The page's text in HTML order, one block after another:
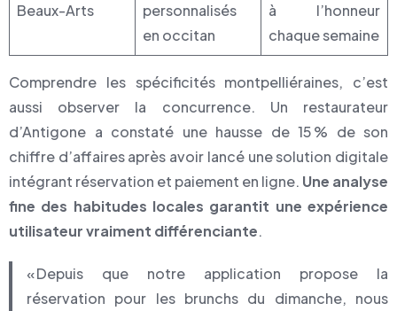
Beaux-Arts
personnalisés
en occitan
à l’honneur
chaque semaine
Comprendre les spécificités montpelliéraines, c’est
aussi observer la concurrence. Un restaurateur
d’Antigone a constaté une hausse de 15 % de son
chiffre d’affaires après avoir lancé une solution digitale
intégrant réservation et paiement en ligne. Une analyse
fine des habitudes locales garantit une expérience
utilisateur vraiment différenciante.
« Depuis que notre application propose la
réservation pour les brunchs du dimanche, nous